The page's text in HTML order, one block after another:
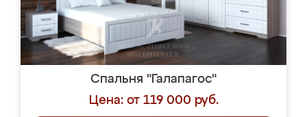
Спальня "Галапагос"
Цена: от 119 000 руб.